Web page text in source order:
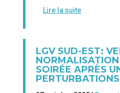
Lire la suite
LGV SUD-EST:
SOIRÉE APRÈS
PERTURBATIONS